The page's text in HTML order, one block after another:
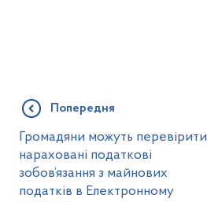
Попередня
Громадяни можуть перевірити
нараховані податкові
зобов’язання з майнових
податків в Електронному